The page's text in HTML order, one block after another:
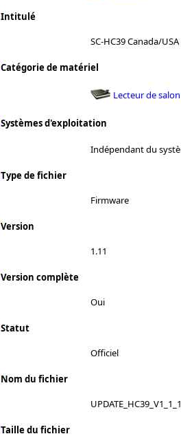
Intitulé
SC-HC39 Canada/USA
Catégorie de matériel
Lecteur de salon
Systèmes d'exploitation
Indépendant du
Type de fichier
Firmware
Version
1.11
Version complète
Oui
Statut
Officiel
Nom du fichier
Taille du fichier